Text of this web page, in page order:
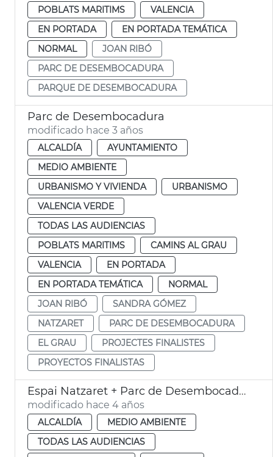
POBLATS MARITIMS
VALENCIA
EN PORTADA
EN PORTADA TEMÁTICA
NORMAL
JOAN RIBÓ
PARC DE DESEMBOCADURA
PARQUE DE DESEMBOCADURA
Parc de Desembocadura
modificado hace 3 años
ALCALDÍA
AYUNTAMIENTO
MEDIO AMBIENTE
URBANISMO Y VIVIENDA
URBANISMO
VALENCIA VERDE
TODAS LAS AUDIENCIAS
POBLATS MARITIMS
CAMINS AL GRAU
VALENCIA
EN PORTADA
EN PORTADA TEMÁTICA
NORMAL
JOAN RIBÓ
SANDRA GÓMEZ
NATZARET
PARC DE DESEMBOCADURA
EL GRAU
PROJECTES FINALISTES
PROYECTOS FINALISTAS
Espai Natzaret + Parc de Desembocadura
modificado hace 4 años
ALCALDÍA
MEDIO AMBIENTE
TODAS LAS AUDIENCIAS